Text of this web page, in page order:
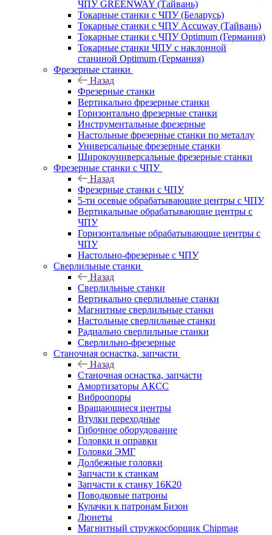
ЧПУ GREENWAY (Тайвань)
Токарные станки с ЧПУ (Беларусь)
Токарные станки с ЧПУ Accuway (Тайвань)
Токарные станки с ЧПУ Optimum (Германия)
Токарные станки ЧПУ с наклонной
станиной Optimum (Германия)
Фрезерные станки
Назад
Фрезерные станки
Вертикально фрезерные станки
Горизонтально фрезерные станки
Инструментальные фрезерные
Настольные фрезерные станки по металлу
Универсальные фрезерные станки
Широкоуниверсальные фрезерные станки
Фрезерные станки с ЧПУ
Назад
Фрезерные станки с ЧПУ
5-ти осевые обрабатывающие центры с ЧПУ
Вертикальные обрабатывающие центры с
ЧПУ
Горизонтальные обрабатывающие центры с
ЧПУ
Настольно-фрезерные с ЧПУ
Сверлильные станки
Назад
Сверлильные станки
Вертикально сверлильные станки
Магнитные сверлильные станки
Настольные сверлильные станки
Радиально сверлильные станки
Сверлильно-фрезерные
Станочная оснастка, запчасти
Назад
Станочная оснастка, запчасти
Амортизаторы АКСС
Виброопоры
Вращающиеся центры
Втулки переходные
Гибочное оборудование
Головки и оправки
Головки ЭМГ
Долбежные головки
Запчасти к станкам
Запчасти к станку 16К20
Поводковые патроны
Кулачки к патронам Бизон
Люнеты
Магнитный стружкосборщик Chipmag